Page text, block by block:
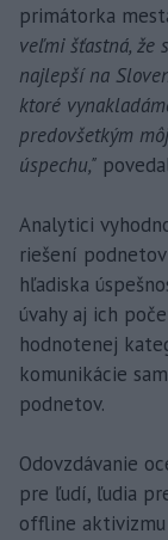
primátorka
veľmi šťastná, že
najlepší na
ktoré
predovšetkým
úspechu,"
Analytici
riešení
hľadiska
úvahy aj ich
hodnotenej
komunikácie
podnetov.
Odovzdávanie
pre ľudí, ľudia
offline